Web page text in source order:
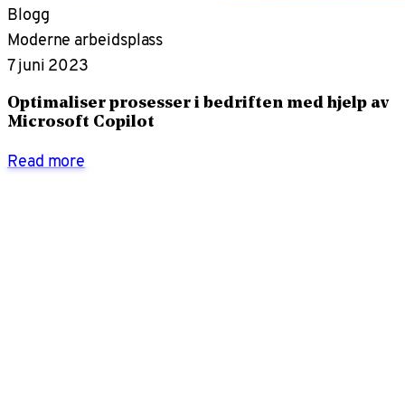
Blogg
Moderne arbeidsplass
7 juni 2023
Optimaliser prosesser i bedriften med hjelp av
Microsoft Copilot
Read more